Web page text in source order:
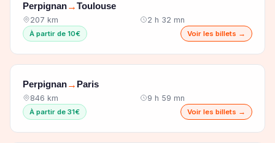
Perpignan→Toulouse
207 km 2 h 32 mn
À partir de 10€ Voir les billets →
Perpignan→ Paris
846 km 9 h 59 mn
À partir de 31€ Voir les billets →